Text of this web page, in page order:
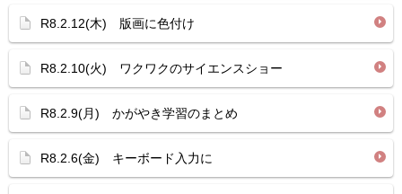
R8.2.12(木) 版画に色付け
R8.2.10(火) ワクワクのサイエンスショー
R8.2.9(月) かがやき学習のまとめ
R8.2.6(金) キーボード入力に